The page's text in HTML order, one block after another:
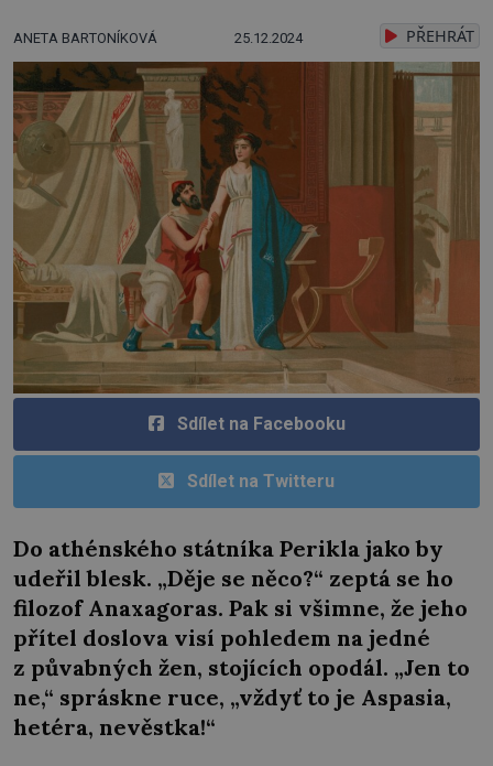
ANETA BARTONÍKOVÁ 25.12.2024 PŘEHRÁT
Sdílet na Facebooku
Sdílet na Twitteru
Do athénského státníka Perikla jako by
udeřil blesk. „Děje se něco?“ zeptá se ho
filozof Anaxagoras. Pak si všimne, že jeho
přítel doslova visí pohledem na jedné
z půvabných žen, stojících opodál. „Jen to
ne,“ spráskne ruce, „vždyť to je Aspasia,
hetéra, nevěstka!“